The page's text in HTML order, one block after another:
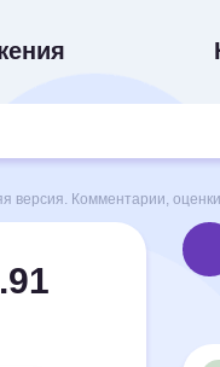
версия. Комментарии, оценки